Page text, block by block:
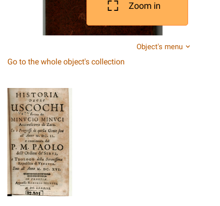
Zoom in
Object's menu
Go to the whole object's collection